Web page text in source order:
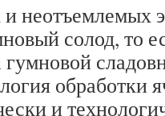
неотъемлемых
солод, то
обработки
и